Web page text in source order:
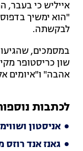
אייליש כי בעבר,
"הוא ימשיך
לבקשתה.
שון כריסטופר
אהבה" ו"איומים
לכתבות
אניסטון
גאנז אנד